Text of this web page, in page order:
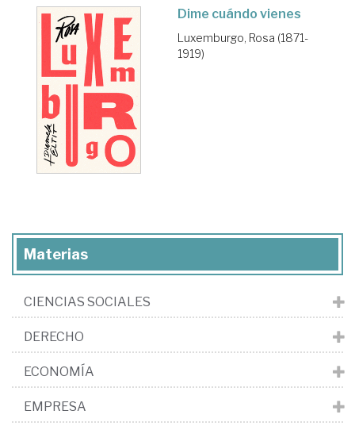
Dime cuándo vienes
Luxemburgo, Rosa (1871-
1919)
Materias
CIENCIAS SOCIALES
DERECHO
ECONOMÍA
EMPRESA